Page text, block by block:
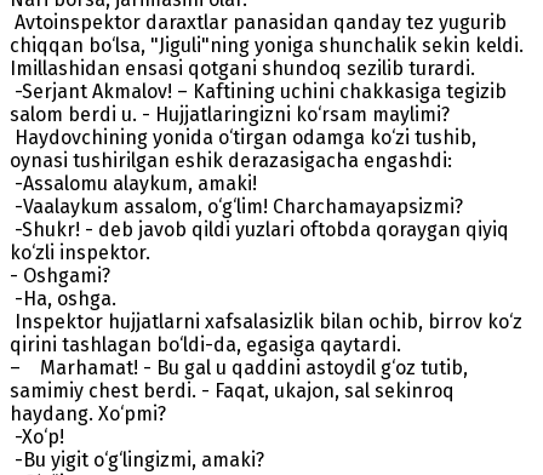
Avtoinspektor daraxtlar panasidan qanday tez yugurib
chiqqan bo‘lsa, "Jiguli"ning yoniga shunchalik sekin keldi.
Imillashidan ensasi qotgani shundoq sezilib turardi.
-Serjant Akmalov! – Kaftining uchini chakkasiga tegizib
salom berdi u. - Hujjatlaringizni ko‘rsam maylimi?
Haydovchining yonida o‘tirgan odamga ko‘zi tushib,
oynasi tushirilgan eshik derazasigacha engashdi:
-Assalomu alaykum, amaki!
-Vaalaykum assalom, o‘g‘lim! Charchamayapsizmi?
-Shukr! - deb javob qildi yuzlari oftobda qoraygan qiyiq
ko‘zli inspektor.
- Oshgami?
-Ha, oshga.
Inspektor hujjatlarni xafsalasizlik bilan ochib, birrov ko‘z
qirini tashlagan bo‘ldi-da, egasiga qaytardi.
– Marhamat! - Bu gal u qaddini astoydil g‘oz tutib,
samimiy chest berdi. - Faqat, ukajon, sal sekinroq
haydang. Xo‘pmi?
-Xo‘p!
-Bu yigit o‘g‘lingizmi, amaki?